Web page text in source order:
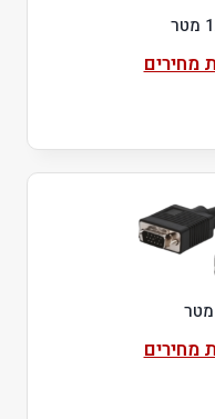
מחירים
מחירים